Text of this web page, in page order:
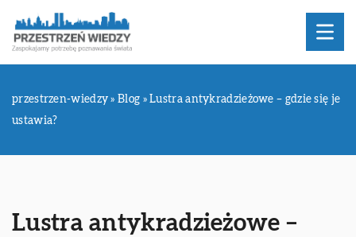
przestrzen-wiedzy »Blog »Lustra antykradzieżowe – gdzie się je
ustawia?
Lustra antykradzieżowe –